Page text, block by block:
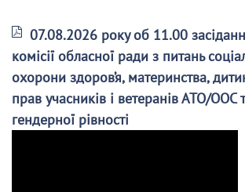
07.08.2026 року об 11.00
комісії обласної ради з питань
охорони здоров’я, материнства,
прав учасників і ветеранів АТО/ООС
гендерної рівності